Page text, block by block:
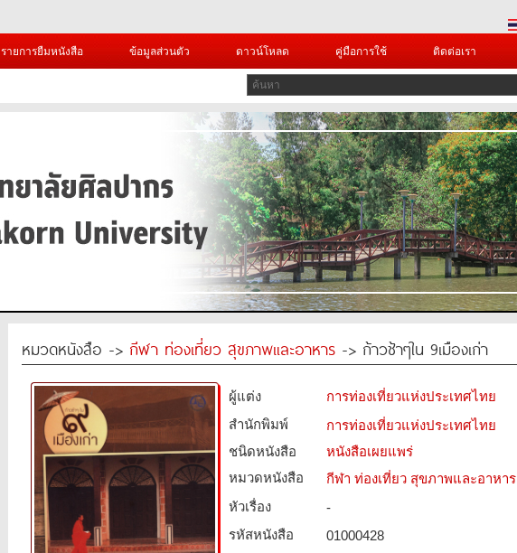
รายการยืมหนังสือ ข้อมูลส่วนตัว ดาวน์โหลด คู่มือการใช้ ติดต่อเรา
หมวดหนังสือ -> กีฬา ท่องเที่ยว สุขภาพและอาหาร -> ก้าวช้าๆใน 9เมืองเก่า
ผู้แต่ง
การท่องเที่ยวแห่งประเทศไทย
สำนักพิมพ์
การท่องเที่ยวแห่งประเทศไทย
ชนิดหนังสือ­
หนังสือเผยแพร่
หมวดหนังสือ­
กีฬา ท่องเที่ยว สุขภาพและอาหาร
หัวเรื่อง
-
รหัสหนังสือ­
01000428